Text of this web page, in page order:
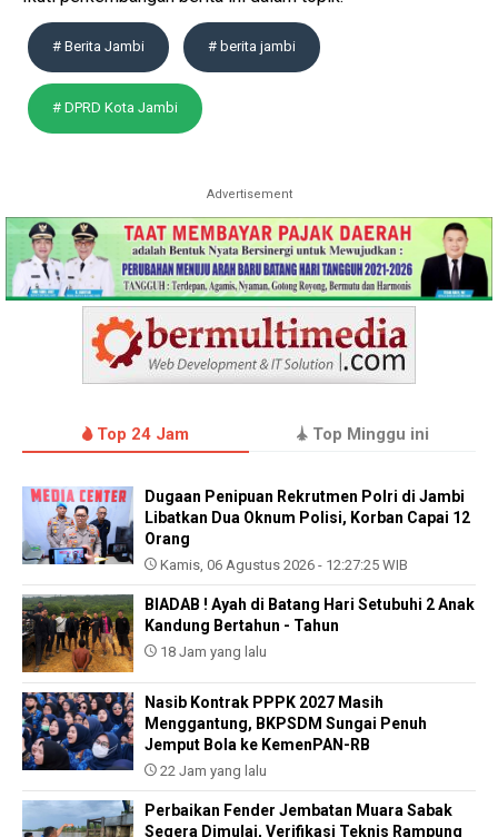
# Berita Jambi # berita jambi
# DPRD Kota Jambi
Advertisement
Top 24 Jam Top Minggu ini
Dugaan Penipuan Rekrutmen Polri di Jambi
Libatkan Dua Oknum Polisi, Korban Capai 12
Orang
Kamis, 06 Agustus 2026 - 12:27:25 WIB
BIADAB ! Ayah di Batang Hari Setubuhi 2 Anak
Kandung Bertahun - Tahun
18 Jam yang lalu
Nasib Kontrak PPPK 2027 Masih
Menggantung, BKPSDM Sungai Penuh
Jemput Bola ke KemenPAN-RB
22 Jam yang lalu
Perbaikan Fender Jembatan Muara Sabak
Segera Dimulai, Verifikasi Teknis Rampung